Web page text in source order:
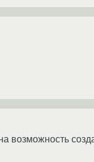
возможность